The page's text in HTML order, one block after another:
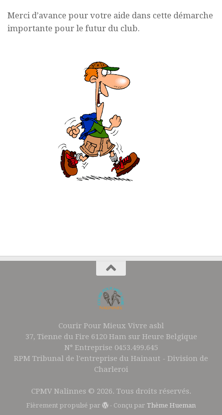
Merci d’avance pour votre aide dans cette démarche
importante pour le futur du club.
Courir Pour Mieux Vivre asbl
37, Tienne du Fire 6120 Ham sur Heure Belgique
N° Entreprise 0453.499.645
RPM Tribunal de l'entreprise du Hainaut - Division de
Charleroi
CPMV Nalinnes © 2026. Tous droits réservés.
Fièrement propulsé par - Conçu par Thème Hueman